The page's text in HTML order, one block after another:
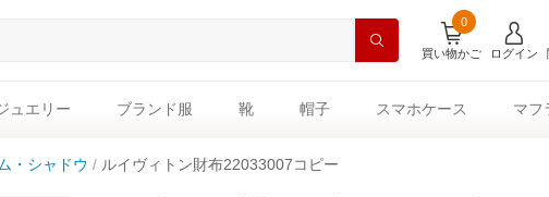
買い物かご
0
ログイン
ュエリー ブランド服 靴 帽子 スマホケース マフ
・シャドウ ルイヴィトン財布22033007コピー